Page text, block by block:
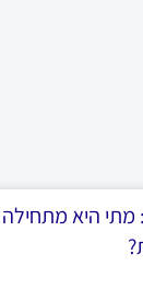
מתי היא